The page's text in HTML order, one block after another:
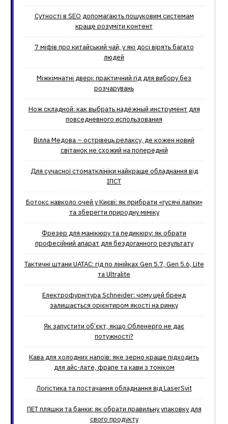
Сутності в SEO допомагають пошуковим системам
краще розуміти контент
7 міфів про китайський чай, у які досі вірять багато
людей
Міжкімнатні двері: практичний гід для вибору без
розчарувань
Нож складной: как выбрать надёжный инструмент для
повседневного использования
Вілла Медова – острівець релаксу, де кожен новий
світанок не схожий на попередній
Для сучасної стоматклініки найкраще обладнання від
ІПСТ
Ботокс навколо очей у Києві: як прибрати «гусячі лапки»
та зберегти природну міміку
Фрезер для манікюру та педикюру: як обрати
професійний апарат для бездоганного результату
Тактичні штани UATAC: гід по лінійках Gen 5.7, Gen 5.6, Lite
та Ultralite
Електрофурнітура Schneider: чому цей бренд
залишається орієнтиром якості на ринку
Як запустити об’єкт, якщо Обленерго не дає
потужності?
Кава для холодних напоїв: яке зерно краще підходить
для айс-лате, фрапе та кави з тоніком
Логістика та постачання обладнання від LaserSvit
ПЕТ пляшки та банки: як обрати правильну упаковку для
свого продукту